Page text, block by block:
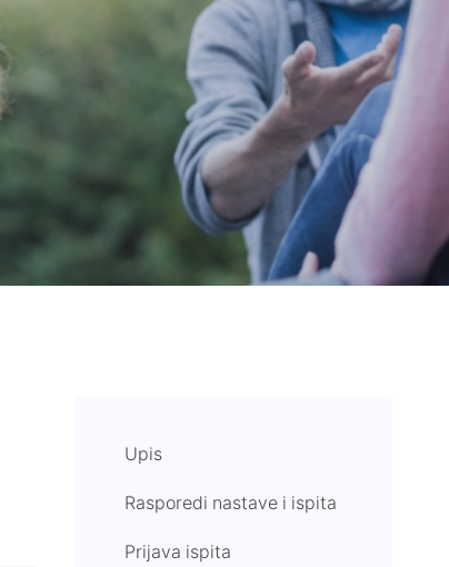
Upis
Rasporedi nastave i ispita
Prijava ispita